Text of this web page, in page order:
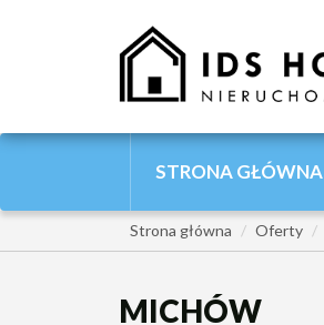
STRONA GŁÓWNA
Strona główna Oferty
MICHÓW